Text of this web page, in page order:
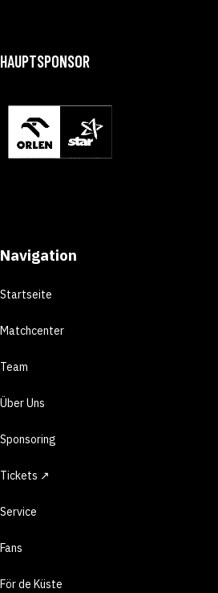
HAUPTSPONSOR
Navigation
Startseite
Matchcenter
Team
Über Uns
Sponsoring
Tickets ↗
Service
Fans
För de Küste